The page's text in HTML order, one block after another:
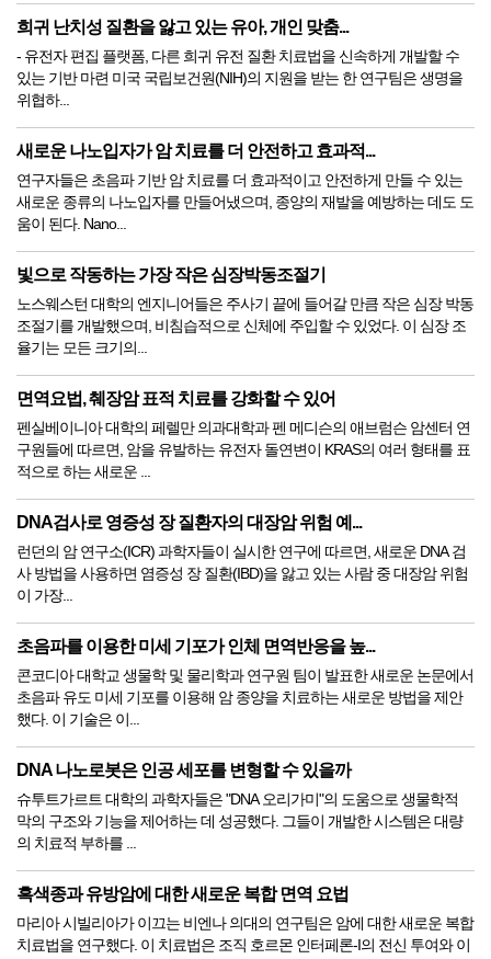
희귀 난치성 질환을 앓고 있는 유아, 개인 맞춤...
- 유전자 편집 플랫폼, 다른 희귀 유전 질환 치료법을 신속하게 개발할 수
있는 기반 마련 미국 국립보건원(NIH)의 지원을 받는 한 연구팀은 생명을
위협하...
새로운 나노입자가 암 치료를 더 안전하고 효과적...
연구자들은 초음파 기반 암 치료를 더 효과적이고 안전하게 만들 수 있는
새로운 종류의 나노입자를 만들어냈으며, 종양의 재발을 예방하는 데도 도
움이 된다. Nano...
빛으로 작동하는 가장 작은 심장박동조절기
노스웨스턴 대학의 엔지니어들은 주사기 끝에 들어갈 만큼 작은 심장 박동
조절기를 개발했으며, 비침습적으로 신체에 주입할 수 있었다. 이 심장 조
율기는 모든 크기의...
면역요법, 췌장암 표적 치료를 강화할 수 있어
펜실베이니아 대학의 페렐만 의과대학과 펜 메디슨의 애브럼슨 암센터 연
구원들에 따르면, 암을 유발하는 유전자 돌연변이 KRAS의 여러 형태를 표
적으로 하는 새로운 ...
DNA검사로 영증성 장 질환자의 대장암 위험 예...
런던의 암 연구소(ICR) 과학자들이 실시한 연구에 따르면, 새로운 DNA 검
사 방법을 사용하면 염증성 장 질환(IBD)을 앓고 있는 사람 중 대장암 위험
이 가장...
초음파를 이용한 미세 기포가 인체 면역반응을 높...
콘코디아 대학교 생물학 및 물리학과 연구원 팀이 발표한 새로운 논문에서
초음파 유도 미세 기포를 이용해 암 종양을 치료하는 새로운 방법을 제안
했다. 이 기술은 이...
DNA 나노로봇은 인공 세포를 변형할 수 있을까
슈투트가르트 대학의 과학자들은 "DNA 오리가미"의 도움으로 생물학적
막의 구조와 기능을 제어하는 ​​데 성공했다. 그들이 개발한 시스템은 대량
의 치료적 부하를 ...
흑색종과 유방암에 대한 새로운 복합 면역 요법
마리아 시빌리아가 이끄는 비엔나 의대의 연구팀은 암에 대한 새로운 복합
치료법을 연구했다. 이 치료법은 조직 호르몬 인터페론-I의 전신 투여와 이